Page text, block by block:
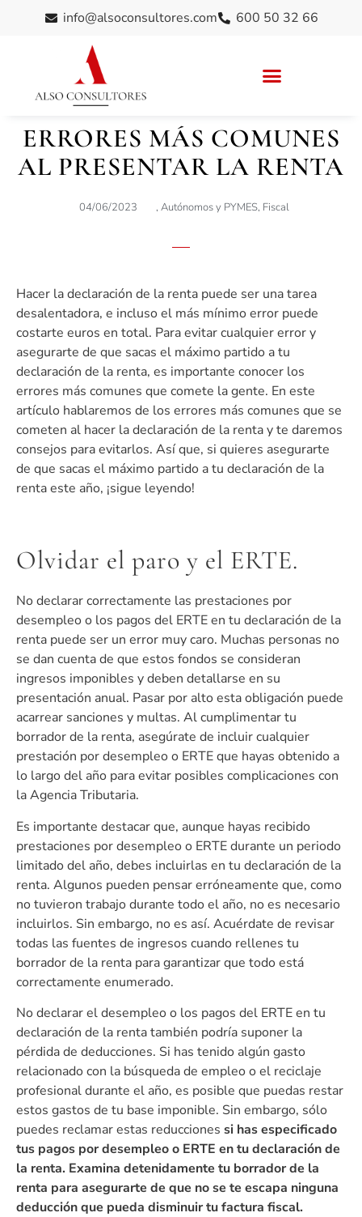
info@alsoconsultores.com 600 50 32 66
ERRORES MÁS COMUNES
AL PRESENTAR LA RENTA
04/06/2023 , Autónomos y PYMES, Fiscal
Hacer la declaración de la renta puede ser una tarea
desalentadora, e incluso el más mínimo error puede
costarte euros en total. Para evitar cualquier error y
asegurarte de que sacas el máximo partido a tu
declaración de la renta, es importante conocer los
errores más comunes que comete la gente. En este
artículo hablaremos de los errores más comunes que se
cometen al hacer la declaración de la renta y te daremos
consejos para evitarlos. Así que, si quieres asegurarte
de que sacas el máximo partido a tu declaración de la
renta este año, ¡sigue leyendo!
Olvidar el paro y el ERTE.
No declarar correctamente las prestaciones por
desempleo o los pagos del ERTE en tu declaración de la
renta puede ser un error muy caro. Muchas personas no
se dan cuenta de que estos fondos se consideran
ingresos imponibles y deben detallarse en su
presentación anual. Pasar por alto esta obligación puede
acarrear sanciones y multas. Al cumplimentar tu
borrador de la renta, asegúrate de incluir cualquier
prestación por desempleo o ERTE que hayas obtenido a
lo largo del año para evitar posibles complicaciones con
la Agencia Tributaria.
Es importante destacar que, aunque hayas recibido
prestaciones por desempleo o ERTE durante un periodo
limitado del año, debes incluirlas en tu declaración de la
renta. Algunos pueden pensar erróneamente que, como
no tuvieron trabajo durante todo el año, no es necesario
incluirlos. Sin embargo, no es así. Acuérdate de revisar
todas las fuentes de ingresos cuando rellenes tu
borrador de la renta para garantizar que todo está
correctamente enumerado.
No declarar el desempleo o los pagos del ERTE en tu
declaración de la renta también podría suponer la
pérdida de deducciones. Si has tenido algún gasto
relacionado con la búsqueda de empleo o el reciclaje
profesional durante el año, es posible que puedas restar
estos gastos de tu base imponible. Sin embargo, sólo
puedes reclamar estas reducciones si has especificado
tus pagos por desempleo o ERTE en tu declaración de
la renta. Examina detenidamente tu borrador de la
renta para asegurarte de que no se te escapa ninguna
deducción que pueda disminuir tu factura fiscal.